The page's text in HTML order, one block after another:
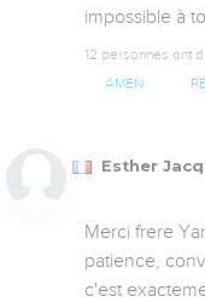
impossible à
12 personnes ont
AMEN
Esther
Merci frere
patience,
c'est